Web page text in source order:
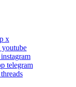
x
youtube
telegram